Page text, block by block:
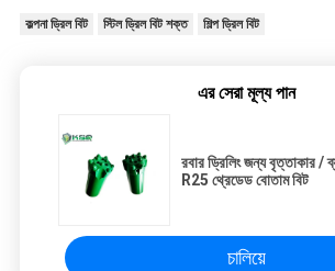
কল্পনা ড্রিল বিট স্টিল ড্রিল বিট শক্ত শিল্প ড্রিল বিট
এর সেরা মূল্য পান
রবার ড্রিলিং জন্য বৃত্তাকার /
R25 থ্রেডেড বোতাম বিট
চালিয়ে